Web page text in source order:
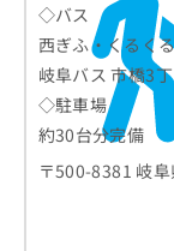
◇バス
西ぎふ・くるく
岐阜バス 市橋3
◇駐車場
約30台分完備
〒500-8381 岐